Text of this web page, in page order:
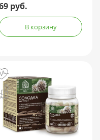
руб.
В корзину